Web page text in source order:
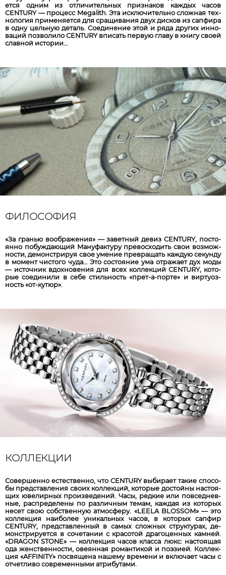
ет­ся од­ним из от­ли­чи­тель­ных приз­на­ков каж­дых ча­сов
CENTURY — про­цесс Megalith. Эта ис­клю­чи­те­льно слож­ная тех­
но­ло­гия при­ме­ня­ет­ся для сра­щи­ва­ния двух дис­ков из сап­фи­ра
в одну цель­ную де­таль. Со­еди­не­ние эт­ой и ря­да дру­гих ин­но­
ва­ций поз­во­ли­ло CENTURY впи­сать пер­вую гла­ву в кни­гу сво­ей
слав­ной ис­то­рии…
ФИЛОСОФИЯ
«За гра­нью во­об­ра­же­ния» — за­вет­ный де­виз CENTURY, пос­то­
ян­но по­буж­да­ющий Ма­ну­фак­ту­ру пре­вос­хо­дить свои воз­мож­
но­сти, де­монст­ри­руя свое уме­ние пре­вра­щать каж­дую се­кун­ду
в мо­мент чис­то­го чу­да… Это со­сто­ян­ие ума от­ра­жа­ет дух мо­ды
— ис­точ­ник вдох­но­ве­ния для всех кол­лек­ций CENTURY, ко­то­
рые со­един­или в се­бе стиль­ность «прет-а-порте» и вир­ту­оз­
ность «от-кутюр».
КОЛЛЕКЦИИ
Со­вер­шен­но ес­тест­вен­но, что CENTURY вы­би­ра­ет та­кие спо­со­
бы пред­став­ле­ния сво­их кол­лек­ций, ко­то­рые дос­той­ны на­стоя­
щих юве­лир­ных про­из­ве­де­ний. Ча­сы, ред­кие или пов­сед­нев­
ные, рас­пре­де­ле­ны по раз­лич­ным те­мам, каж­дая из ко­то­рых
не­сет свою собст­вен­ную ат­мос­фе­ру. «LEELA BLOSSOM» — это
кол­лек­ция на­ибо­лее уни­каль­ных ча­сов, в ко­то­рых сап­фир
CENTURY, пред­став­лен­ный в са­мых слож­ных струк­ту­рах, де­
монст­ри­ру­ет­ся в со­че­та­нии с кра­со­той дра­го­цен­ных кам­ней.
«DRAGON STONE» — кол­лек­ция ча­сов клас­са люкс: на­сто­ящ­ая
ода женст­вен­нос­ти, ове­ян­ная ро­ман­ти­кой и по­эзи­ей. Кол­лек­
ция «AFFINITY» пос­вя­ще­на на­ше­му вре­ме­ни и вклю­ча­ет ча­сы с
от­чет­ли­во со­вре­мен­ны­ми ат­ри­бу­та­ми.